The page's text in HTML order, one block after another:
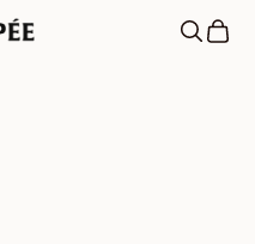
Mostra